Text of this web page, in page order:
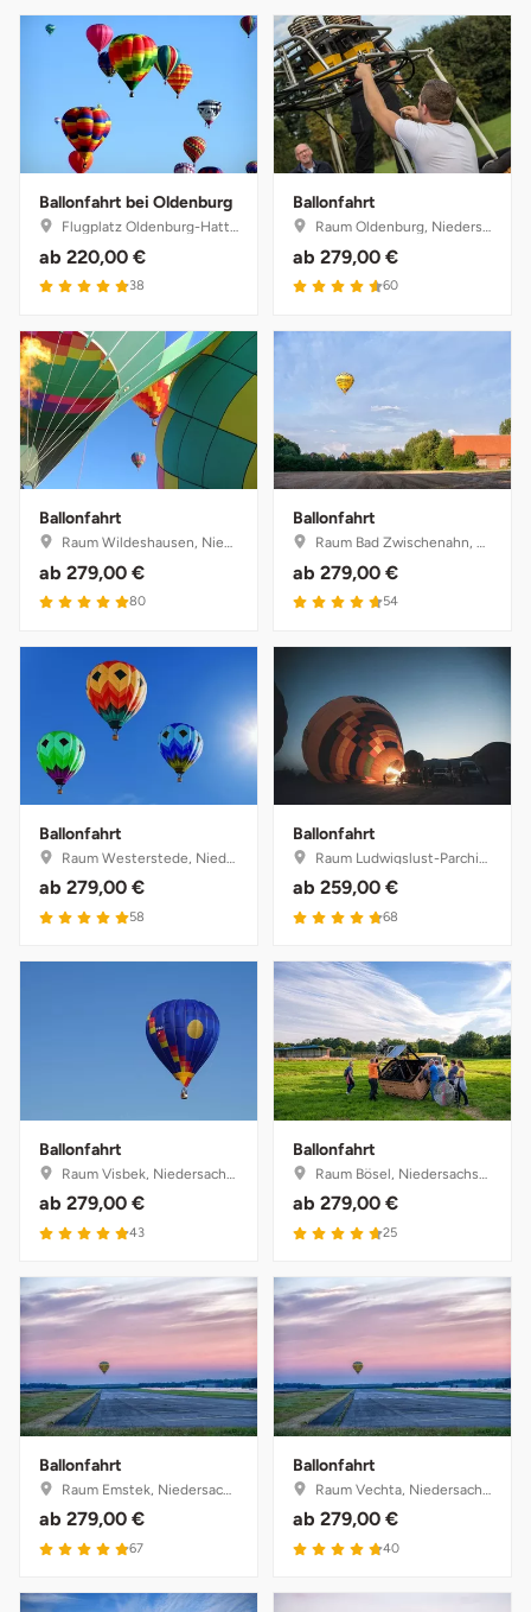
Ballonfahrt bei Oldenburg
Flugplatz Oldenburg-Hatten, Niedersachsen
ab 220,00 €
4.9 von 5
38
Ballonfahrt
Raum Oldenburg, Niedersachsen
ab 279,00 €
4.6 von 5
60
Ballonfahrt
Raum Wildeshausen, Niedersachsen
ab 279,00 €
5 von 5
80
Ballonfahrt
Raum Bad Zwischenahn, Niedersachsen
ab 279,00 €
4.7 von 5
54
Ballonfahrt
Raum Westerstede, Niedersachsen
ab 279,00 €
5 von 5
58
Ballonfahrt
Raum Ludwigslust-Parchim, Mecklenburg-Vorpommern
ab 259,00 €
4.8 von 5
68
Ballonfahrt
Raum Visbek, Niedersachsen
ab 279,00 €
4.9 von 5
43
Ballonfahrt
Raum Bösel, Niedersachsen
ab 279,00 €
4.7 von 5
25
Ballonfahrt
Raum Emstek, Niedersachsen
ab 279,00 €
4.9 von 5
67
Ballonfahrt
Raum Vechta, Niedersachsen
ab 279,00 €
4.8 von 5
40